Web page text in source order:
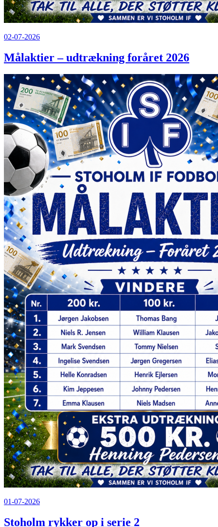
02-07-2026
Målaktier – udtrækning foråret 2026
01-07-2026
Stoholm rykker op i serie 2